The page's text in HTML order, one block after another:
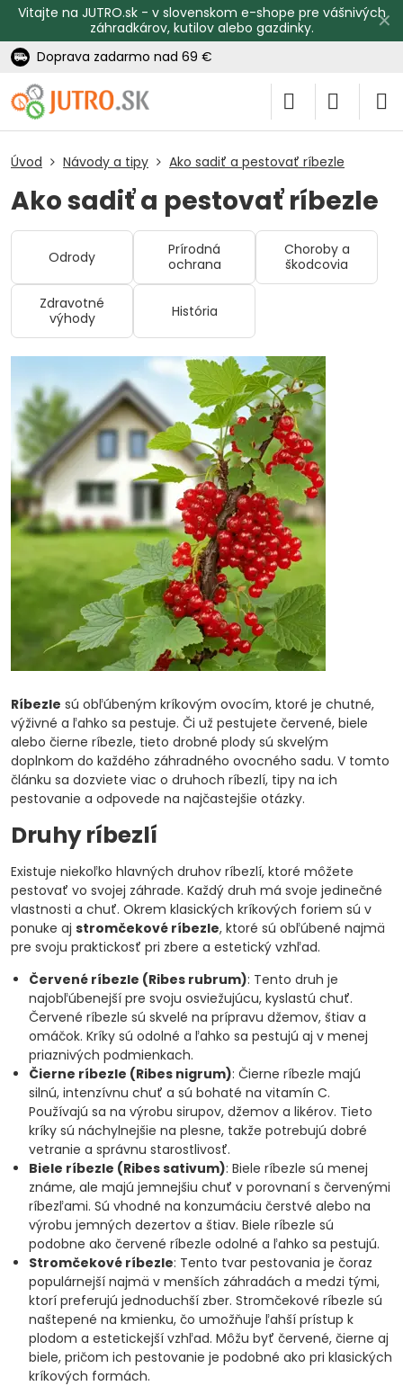
✕
Vitajte na JUTRO.sk - v slovenskom e-shope pre vášnivých
záhradkárov, kutilov alebo gazdinky.
Doprava zadarmo nad 69 €
Úvod Návody a tipy Ako sadiť a pestovať ríbezle
Ako sadiť a pestovať ríbezle
Odrody
Prírodná
ochrana
Choroby a
škodcovia
Zdravotné
výhody
História
Ríbezle sú obľúbeným kríkovým ovocím, ktoré je chutné,
výživné a ľahko sa pestuje. Či už pestujete červené, biele
alebo čierne ríbezle, tieto drobné plody sú skvelým
doplnkom do každého záhradného ovocného sadu. V tomto
článku sa dozviete viac o druhoch ríbezlí, tipy na ich
pestovanie a odpovede na najčastejšie otázky.
Druhy ríbezlí
Existuje niekoľko hlavných druhov ríbezlí, ktoré môžete
pestovať vo svojej záhrade. Každý druh má svoje jedinečné
vlastnosti a chuť. Okrem klasických kríkových foriem sú v
ponuke aj stromčekové ríbezle, ktoré sú obľúbené najmä
pre svoju praktickosť pri zbere a estetický vzhľad.
Červené ríbezle (Ribes rubrum): Tento druh je
najobľúbenejší pre svoju osviežujúcu, kyslastú chuť.
Červené ríbezle sú skvelé na prípravu džemov, štiav a
omáčok. Kríky sú odolné a ľahko sa pestujú aj v menej
priaznivých podmienkach.
Čierne ríbezle (Ribes nigrum): Čierne ríbezle majú
silnú, intenzívnu chuť a sú bohaté na vitamín C.
Používajú sa na výrobu sirupov, džemov a likérov. Tieto
kríky sú náchylnejšie na plesne, takže potrebujú dobré
vetranie a správnu starostlivosť.
Biele ríbezle (Ribes sativum): Biele ríbezle sú menej
známe, ale majú jemnejšiu chuť v porovnaní s červenými
ríbezľami. Sú vhodné na konzumáciu čerstvé alebo na
výrobu jemných dezertov a štiav. Biele ríbezle sú
podobne ako červené ríbezle odolné a ľahko sa pestujú.
Stromčekové ríbezle: Tento tvar pestovania je čoraz
populárnejší najmä v menších záhradách a medzi tými,
ktorí preferujú jednoduchší zber. Stromčekové ríbezle sú
naštepené na kmienku, čo umožňuje ľahší prístup k
plodom a estetickejší vzhľad. Môžu byť červené, čierne aj
biele, pričom ich pestovanie je podobné ako pri klasických
kríkových formách.